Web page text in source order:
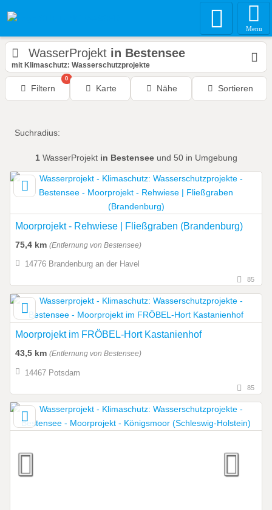
Menu
WasserProjekt in Bestensee
mit Klimaschutz: Wasserschutzprojekte
Filtern
0
Karte Nähe Sortieren
Suchradius:
1WasserProjekt in Bestenseeund 50 in Umgebung
Moorprojekt - Rehwiese | Fließgraben (Brandenburg)
75,4 km (Entfernung von Bestensee)
14776 Brandenburg an der Havel
85
Moorprojekt im FRÖBEL-Hort Kastanienhof
43,5 km (Entfernung von Bestensee)
14467 Potsdam
85